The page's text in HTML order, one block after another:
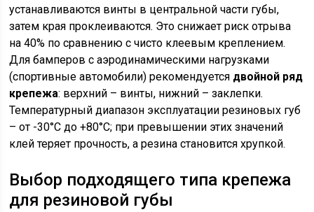
устанавливаются винты в центральной части губы,
затем края проклеиваются. Это снижает риск отрыва
на 40% по сравнению с чисто клеевым креплением.
Для бамперов с аэродинамическими нагрузками
(спортивные автомобили) рекомендуется двойной ряд
крепежа: верхний – винты, нижний – заклепки.
Температурный диапазон эксплуатации резиновых губ
– от -30°C до +80°C; при превышении этих значений
клей теряет прочность, а резина становится хрупкой.
Выбор подходящего типа крепежа
для резиновой губы